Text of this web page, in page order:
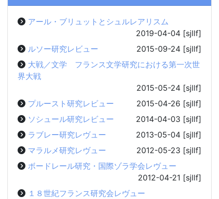
アール・ブリュットとシュルレアリスム
2019-04-04 [sjllf]
ルソー研究レビュー
2015-09-24 [sjllf]
大戦／文学 フランス文学研究における第一次世
界大戦
2015-05-24 [sjllf]
プルースト研究レビュー
2015-04-26 [sjllf]
ソシュール研究レビュー
2014-04-03 [sjllf]
ラブレー研究レヴュー
2013-05-04 [sjllf]
マラルメ研究レヴュー
2012-05-23 [sjllf]
ボードレール研究・国際ゾラ学会レヴュー
2012-04-21 [sjllf]
１８世紀フランス研究会レヴュー